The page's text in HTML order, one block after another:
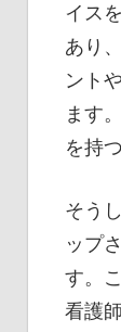
イス
あり
ント
ます
を持
そう
ップ
す。
看護